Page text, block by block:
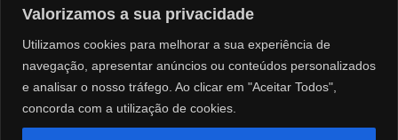
Valorizamos a sua privacidade
Utilizamos cookies para melhorar a sua experiência de
navegação, apresentar anúncios ou conteúdos personalizados
e analisar o nosso tráfego. Ao clicar em "Aceitar Todos",
concorda com a utilização de cookies.
Website desenhado por Roberto Coutinho